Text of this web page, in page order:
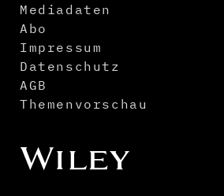
Mediadaten
Abo
Impressum
Datenschutz
AGB
Themenvorschau